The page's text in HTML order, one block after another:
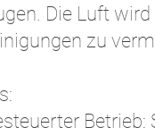
Die Luft
zu
Betrieb: